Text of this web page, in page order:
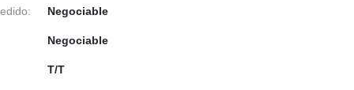
Negociable
Negociable
T/T